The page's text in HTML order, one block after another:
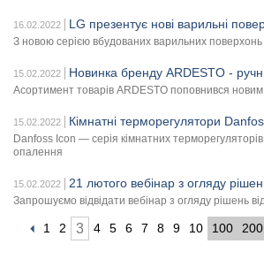
16.02.2022 LG презентує нові варильні
З новою серією вбудованих варильних
15.02.2022 Новинка бренду ARDESTO -
Асортимент товарів ARDESTO поповнився
15.02.2022 Кімнатні терморегулятори
Danfoss Icon — серія кімнатних
опалення
15.02.2022 21 лютого вебінар з огляду
Запрошуємо відвідати вебінар з огляду рішень
1 2 3 4 5 6 7 8 9 10 100 200